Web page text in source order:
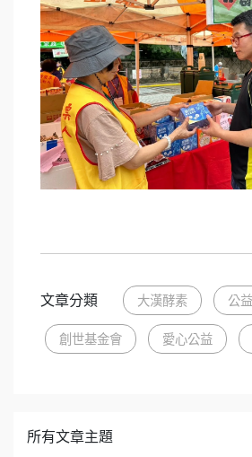
文章分類 大漢酵素 公
創世基金會 愛心公益
所有文章主題